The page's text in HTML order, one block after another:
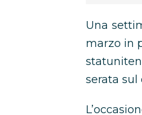
Una
marzo in
serata sul